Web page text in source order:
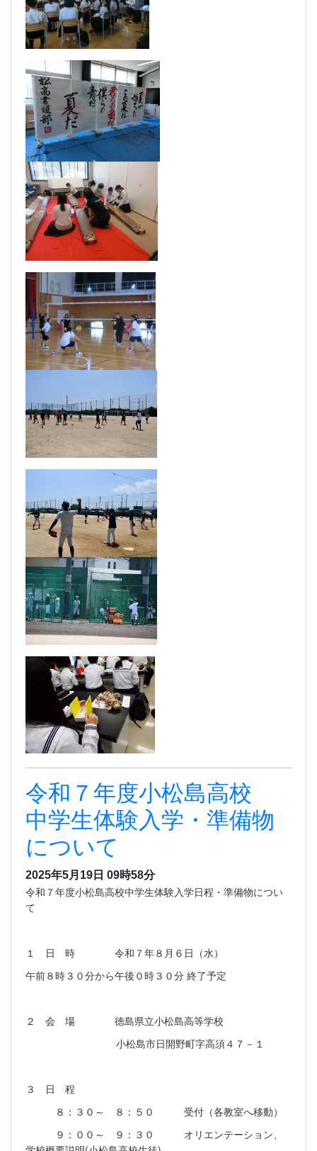
令和７年度小松島高校
中学生体験入学・準備物
について
2025年5月19日 09時58分
令和７年度小松島高校中学生体験入学日程・準備物につい
て
１ 日 時 令和７年８月６日（水）
午前８時３０分から午後０時３０分 終了予定
２ 会 場 徳島県立小松島高等学校
小松島市日開野町字高須４７－１
３ 日 程
８：３０～ ８：５０ 受付（各教室へ移動）
９：００～ ９：３０ オリエンテーション、